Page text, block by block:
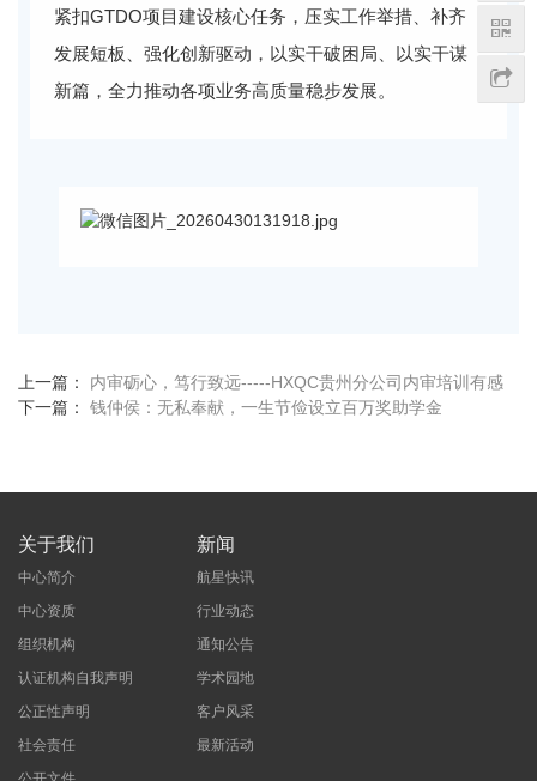
紧扣GTDO项目建设核心任务，压实工作举措、补齐
发展短板、强化创新驱动，以实干破困局、以实干谋
新篇，全力推动各项业务高质量稳步发展。
上一篇： 内审砺心，笃行致远-----HXQC贵州分公司内审培训有感
下一篇： 钱仲侯：无私奉献，一生节俭设立百万奖助学金
关于我们
中心简介
中心资质
组织机构
认证机构自我声明
公正性声明
社会责任
新闻
航星快讯
行业动态
通知公告
学术园地
客户风采
最新活动